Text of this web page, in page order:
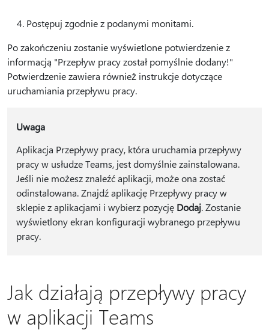
Postępuj zgodnie z podanymi monitami.
Po zakończeniu zostanie wyświetlone potwierdzenie z
informacją "Przepływ pracy został pomyślnie dodany!"
Potwierdzenie zawiera również instrukcje dotyczące
uruchamiania przepływu pracy.
Uwaga
Aplikacja Przepływy pracy, która uruchamia przepływy
pracy w usłudze Teams, jest domyślnie zainstalowana.
Jeśli nie możesz znaleźć aplikacji, może ona zostać
odinstalowana. Znajdź aplikację Przepływy pracy w
sklepie z aplikacjami i wybierz pozycję Dodaj. Zostanie
wyświetlony ekran konfiguracji wybranego przepływu
pracy.
Jak działają przepływy pracy
w aplikacji Teams